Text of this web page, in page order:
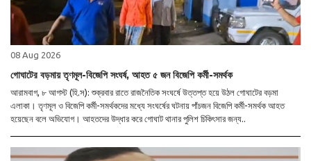
08 Aug 2026
গোঘাটের বড়মায় তৃণমূল-বিজেপি সংঘর্ষ, আহত ৫ জন বিজেপি কর্মী-সমর্থক
আরামবাগ, ৮ আগস্ট (হি.স): শুক্রবার রাতে রাজনৈতিক সংঘর্ষে উত্তপ্ত হয়ে উঠল গোঘাটের বড়মা
এলাকা। তৃণমূল ও বিজেপি কর্মী-সমর্থকদের মধ্যে সংঘর্ষের ঘটনায় পাঁচজন বিজেপি কর্মী-সমর্থক আহত
হয়েছেন বলে অভিযোগ। আহতদের উদ্ধার করে গোঘাট থানার পুলিশ চিকিৎসার জন্য..